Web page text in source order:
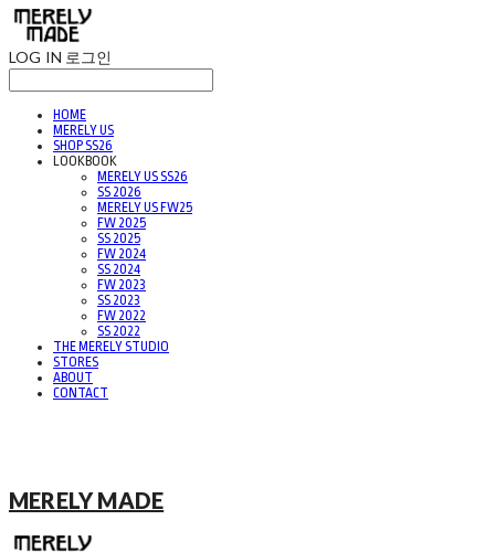
LOG IN 로그인
HOME
MERELY US
SHOP SS26
LOOKBOOK
MERELY US SS26
SS 2026
MERELY US FW25
FW 2025
SS 2025
FW 2024
SS 2024
FW 2023
SS 2023
FW 2022
SS 2022
THE MERELY STUDIO
STORES
ABOUT
CONTACT
MERELY MADE